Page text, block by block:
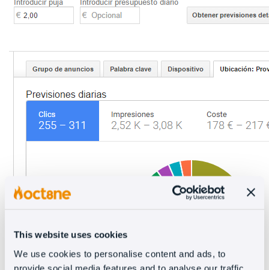
This website uses cookies
We use cookies to personalise content and ads, to
provide social media features and to analyse our traffic.